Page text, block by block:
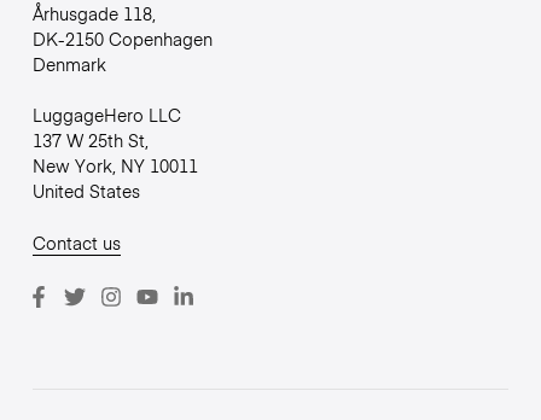
Århusgade 118,
DK-2150 Copenhagen
Denmark
LuggageHero LLC
137 W 25th St,
New York, NY 10011
United States
Contact us